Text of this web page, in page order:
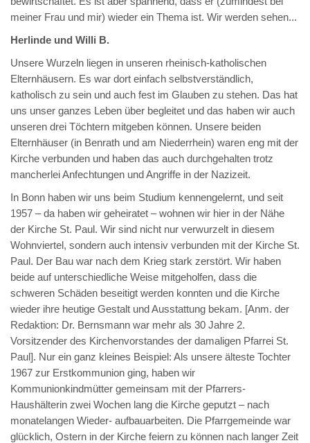
meiner Frau und mir) wieder ein Thema ist. Wir werden sehen...
Herlinde und Willi B.
Unsere Wurzeln liegen in unseren rheinisch-katholischen
Elternhäusern. Es war dort einfach selbstverständlich,
katholisch zu sein und auch fest im Glauben zu stehen. Das hat
uns unser ganzes Leben über begleitet und das haben wir auch
unseren drei Töchtern mitgeben können. Unsere beiden
Elternhäuser (in Benrath und am Niederrhein) waren eng mit der
Kirche verbunden und haben das auch durchgehalten trotz
mancherlei Anfechtungen und Angriffe in der Nazizeit.
In Bonn haben wir uns beim Studium kennengelernt, und seit
1957 – da haben wir geheiratet – wohnen wir hier in der Nähe
der Kirche St. Paul. Wir sind nicht nur verwurzelt in diesem
Wohnviertel, sondern auch intensiv verbunden mit der Kirche St.
Paul. Der Bau war nach dem Krieg stark zerstört. Wir haben
beide auf unterschiedliche Weise mitgeholfen, dass die
schweren Schäden beseitigt werden konnten und die Kirche
wieder ihre heutige Gestalt und Ausstattung bekam. [Anm. der
Redaktion: Dr. Bernsmann war mehr als 30 Jahre 2.
Vorsitzender des Kirchenvorstandes der damaligen Pfarrei St.
Paul]. Nur ein ganz kleines Beispiel: Als unsere älteste Tochter
1967 zur Erstkommunion ging, haben wir
Kommunionkindmütter gemeinsam mit der Pfarrers-
Haushälterin zwei Wochen lang die Kirche geputzt – nach
monatelangen Wieder- aufbauarbeiten. Die Pfarrgemeinde war
glücklich, Ostern in der Kirche feiern zu können nach langer Zeit